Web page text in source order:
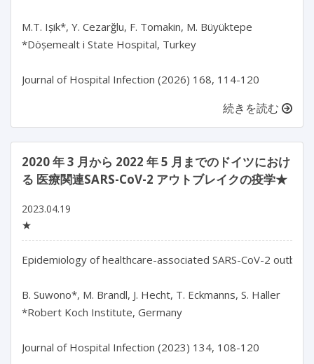
M.T. Ișik*, Y. Cezarğlu, F. Tomakin, M. Büyüktepe
*Döșemealt i State Hospital, Turkey
Journal of Hospital Infection (2026) 168, 114-120
続きを読む
2020 年 3 月から 2022 年 5 月までのドイツにおけ
る 医療関連SARS-CoV-2 アウトブレイクの疫学★
2023.04.19
★
Epidemiology of healthcare-associated SARS-CoV-2
B. Suwono*, M. Brandl, J. Hecht, T. Eckmanns, S. Haller
*Robert Koch Institute, Germany
Journal of Hospital Infection (2023) 134, 108-120